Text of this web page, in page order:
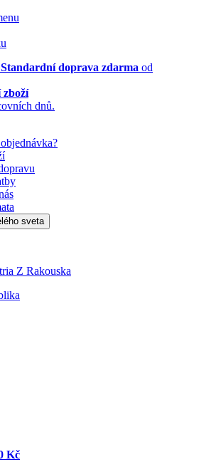
doprava zdarma od
zboží
dnů.
Z Rakouska
Kč